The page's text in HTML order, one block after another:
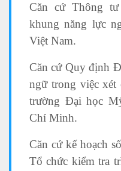
Căn cứ Thông
khung năng lực
Việt Nam.
Căn cứ Quy định
ngữ trong việc xét
trường Đại học
Chí Minh.
Căn cứ kế hoạch
Tổ chức kiểm tra